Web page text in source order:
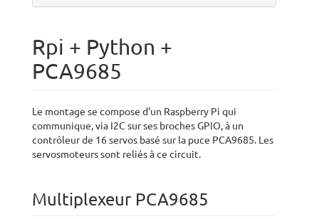
Rpi + Python +
PCA9685
Le montage se compose d'un Raspberry Pi qui
communique, via I2C sur ses broches GPIO, à un
contrôleur de 16 servos basé sur la puce PCA9685. Les
servosmoteurs sont reliés à ce circuit.
Multiplexeur PCA9685